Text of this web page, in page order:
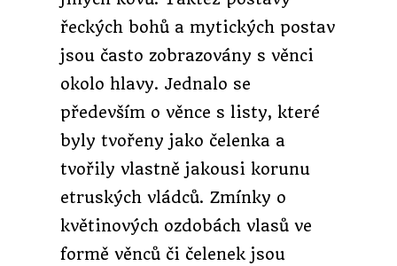
řeckých bohů a mytických postav
jsou často zobrazovány s věnci
okolo hlavy. Jednalo se
především o věnce s listy, které
byly tvořeny jako čelenka a
tvořily vlastně jakousi korunu
etruských vládců. Zmínky o
květinových ozdobách vlasů ve
formě věnců či čelenek jsou